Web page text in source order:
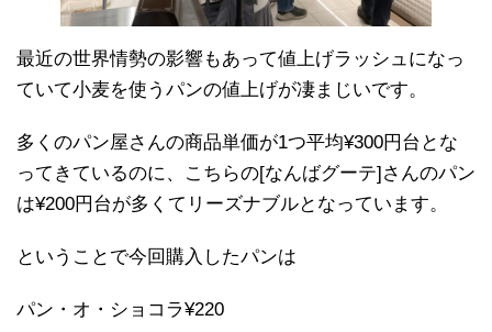
最近の世界情勢の影響もあって値上げラッシュになっ
ていて小麦を使うパンの値上げが凄まじいです。
多くのパン屋さんの商品単価が1つ平均¥300円台とな
ってきているのに、こちらの[なんばグーテ]さんのパン
は¥200円台が多くてリーズナブルとなっています。
ということで今回購入したパンは
パン・オ・ショコラ¥220